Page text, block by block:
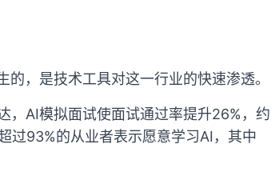
，是技术工具对这一行业的快速渗透。
，AI模拟面试使面试通过率提升26%，约
过93%的从业者表示愿意学习AI，其中